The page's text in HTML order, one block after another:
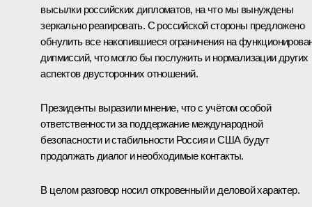
высылки российских дипломатов, на что мы вынуждены
зеркально реагировать. С российской стороны предложено
обнулить все накопившиеся ограничения на
дипмиссий, что могло бы послужить и нормализации других
аспектов двусторонних отношений.
Президенты выразили мнение, что с учётом особой
ответственности за поддержание международной
безопасности и стабильности Россия и США будут
продолжать диалог и необходимые контакты.
В целом разговор носил откровенный и деловой характер.